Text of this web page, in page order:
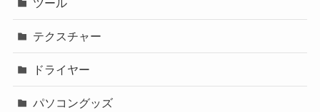
テクスチャー
ドライヤー
パソコングッズ